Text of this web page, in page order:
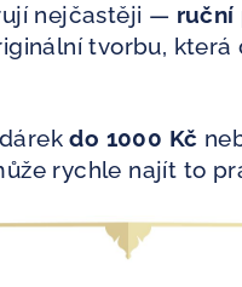
nejčastěji — ruční
tvorbu,
do 1000 Kč
rychle najít to